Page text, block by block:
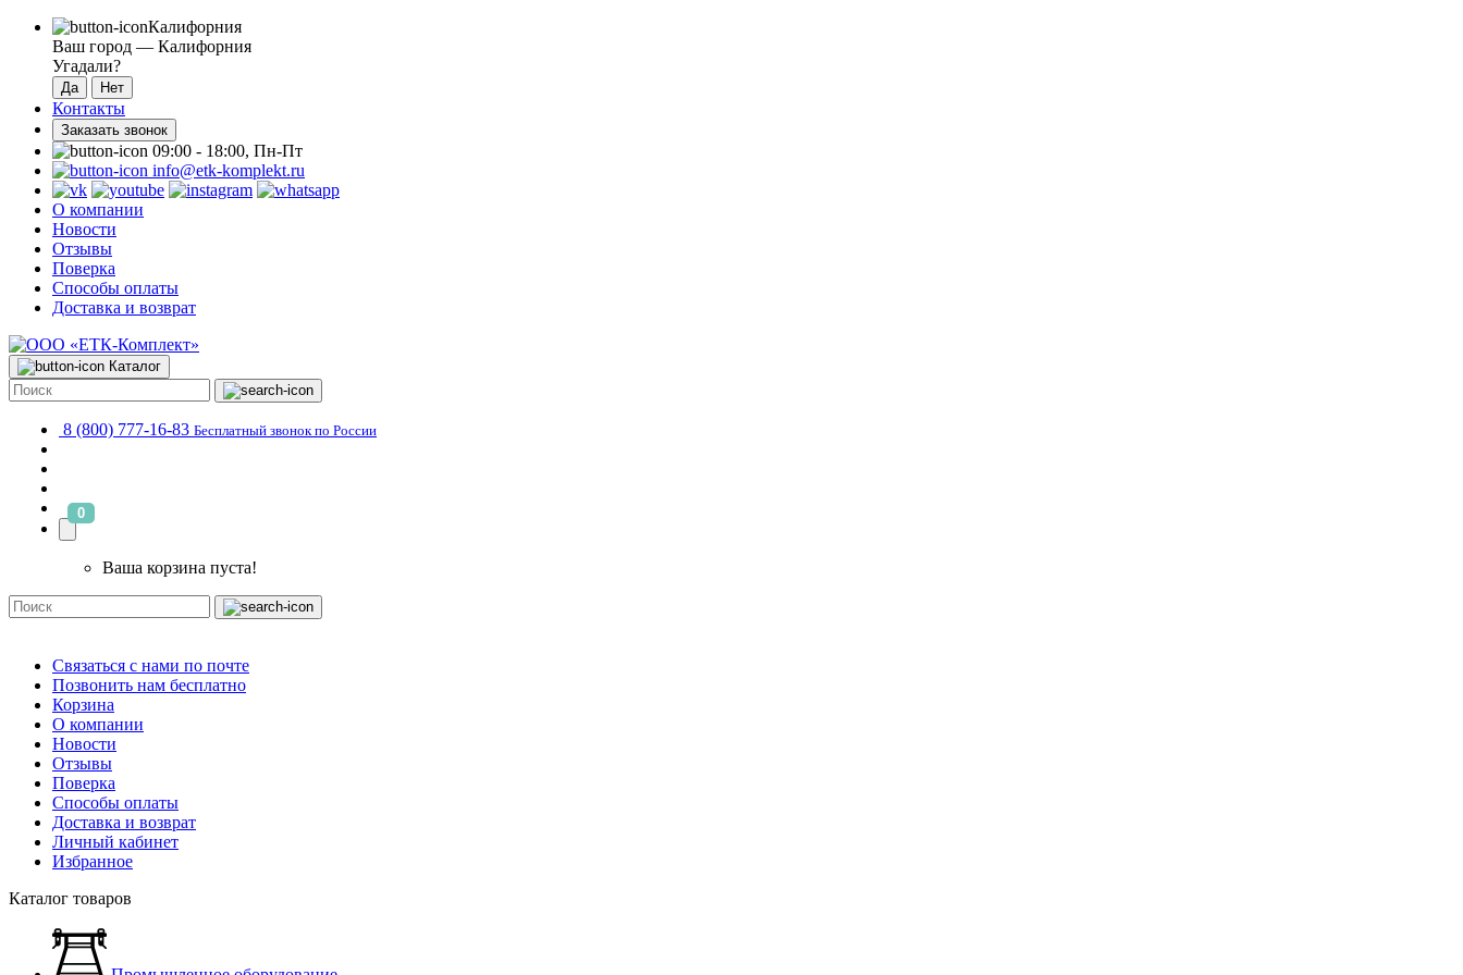
Калифорния
Ваш город — Калифорния
Угадали?
Контакты
Заказать звонок
09:00 - 18:00, Пн-Пт
info@etk-komplekt.ru
О компании
Новости
Отзывы
Поверка
Способы оплаты
Доставка и возврат
Каталог
8 (800) 777-16-83 Бесплатный звонок по России
0
Ваша корзина пуста!
Связаться с нами по почте
Позвонить нам бесплатно
Корзина
О компании
Новости
Отзывы
Поверка
Способы оплаты
Доставка и возврат
Личный кабинет
Избранное
Каталог товаров